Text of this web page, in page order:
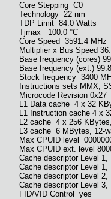
Core Stepping C0
Technology 22 nm
TDP Limit 84.0 Watts
Tjmax 100.0 °C
Core Speed 3591.4 MHz
Multiplier x Bus Speed
Base frequency (cores)
Base frequency (ext.)
Stock frequency 3400
Instructions sets MMX,
Microcode Revision 0x27
L1 Data cache 4 x 32
L1 Instruction cache 4 x
L2 cache 4 x 256
L3 cache 6 MBytes, 12-
Max CPUID level
Max CPUID ext. level
Cache descriptor Level
Cache descriptor Level
Cache descriptor Level
Cache descriptor Level
FID/VID Control yes